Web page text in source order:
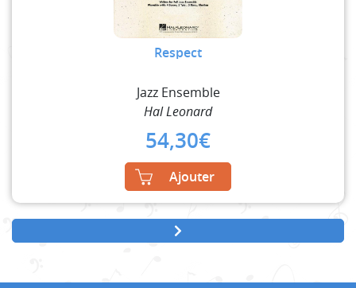
Respect
Jazz Ensemble
Hal Leonard
54,30€
Ajouter